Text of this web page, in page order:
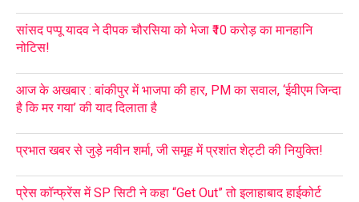
सांसद पप्पू यादव ने दीपक चौरसिया को भेजा ₹10 करोड़ का मानहानि
नोटिस!
आज के अखबार : बांकीपुर में भाजपा की हार, PM का सवाल, ‘ईवीएम जिन्दा
है कि मर गया’ की याद दिलाता है
प्रभात खबर से जुड़े नवीन शर्मा, जी समूह में प्रशांत शेट्टी की नियुक्ति!
प्रेस कॉन्फ्रेंस में SP सिटी ने कहा “Get Out” तो इलाहाबाद हाईकोर्ट